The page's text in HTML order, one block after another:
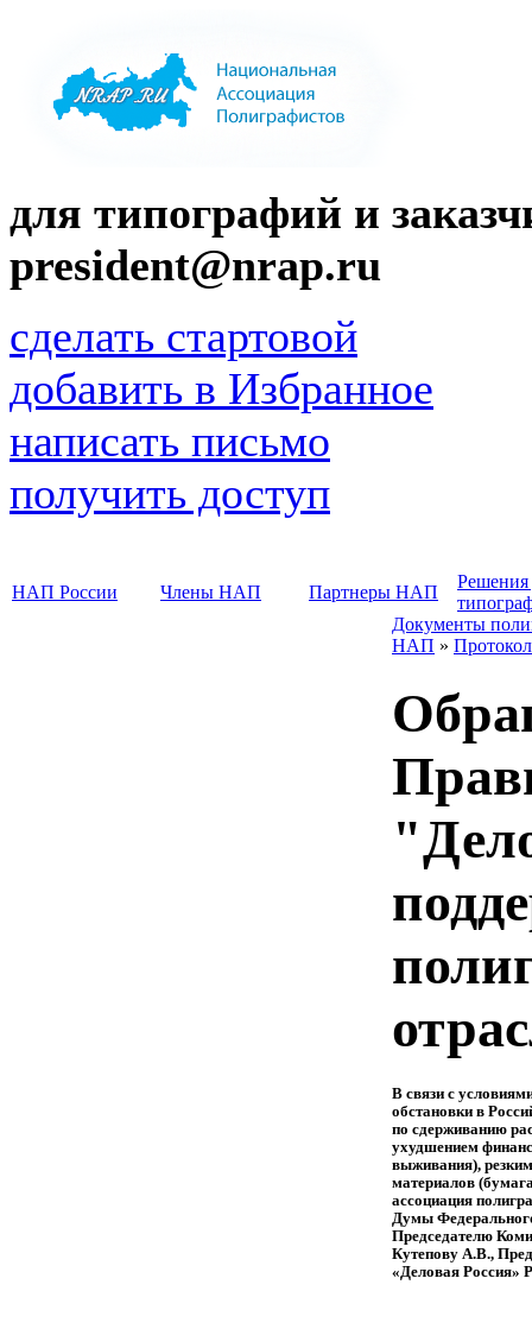
для типографий и
president@nrap.ru
сделать стартовой
добавить в Избранное
написать письмо
получить доступ
НАП России Члены НАП Партнеры НАП
Решения
Документы
НАП »
В связи с
обстановки в
по сдерживанию
ухудшением
выживания),
материалов
ассоциация
Думы
Председателю
Кутепову А.В.,
«Деловая Россия»